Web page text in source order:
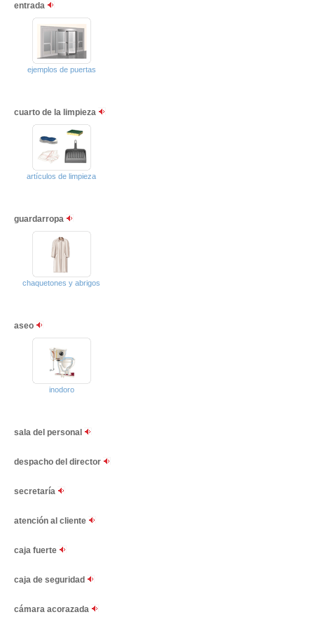
entrada
ejemplos de puertas
cuarto de la limpieza
artículos de limpieza
guardarropa
chaquetones y abrigos
aseo
inodoro
sala del personal
despacho del director
secretaría
atención al cliente
caja fuerte
caja de seguridad
cámara acorazada